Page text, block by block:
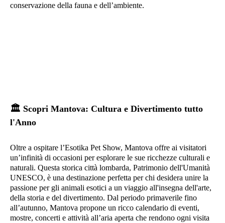
conservazione della fauna e dell’ambiente.
🏛️ Scopri Mantova: Cultura e Divertimento tutto
l'Anno
Oltre a ospitare l’Esotika Pet Show, Mantova offre ai visitatori
un’infinità di occasioni per esplorare le sue ricchezze culturali e
naturali. Questa storica città lombarda, Patrimonio dell'Umanità
UNESCO, è una destinazione perfetta per chi desidera unire la
passione per gli animali esotici a un viaggio all'insegna dell'arte,
della storia e del divertimento. Dal periodo primaverile fino
all’autunno, Mantova propone un ricco calendario di eventi,
mostre, concerti e attività all’aria aperta che rendono ogni visita